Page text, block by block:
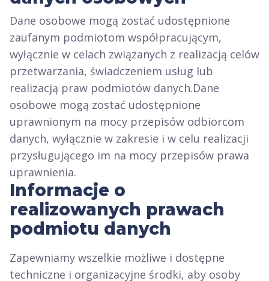
Dane osobowe mogą zostać udostępnione
zaufanym podmiotom współpracującym,
wyłącznie w celach związanych z realizacją celów
przetwarzania, świadczeniem usług lub
realizacją praw podmiotów danych.Dane
osobowe mogą zostać udostępnione
uprawnionym na mocy przepisów odbiorcom
danych, wyłącznie w zakresie i w celu realizacji
przysługującego im na mocy przepisów prawa
uprawnienia.
Informacje o
realizowanych prawach
podmiotu danych
Zapewniamy wszelkie możliwe i dostępne
techniczne i organizacyjne środki, aby osoby